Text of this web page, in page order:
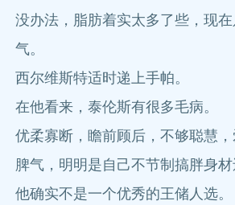
没办法，脂肪着实太多了些，现
气。
西尔维斯特适时递上手帕。
在他看来，泰伦斯有很多毛病。
优柔寡断，瞻前顾后，不够聪慧
脾气，明明是自己不节制搞胖身
他确实不是一个优秀的王储人选。